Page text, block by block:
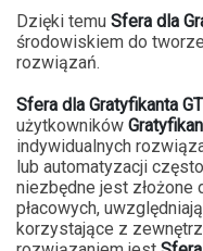
Dzięki temu Sfera dla
środowiskiem do
rozwiązań.
Sfera dla Gratyfikanta GT
użytkowników
indywidualnych
lub automatyzacji
niezbędne jest złożone
płacowych,
korzystające z